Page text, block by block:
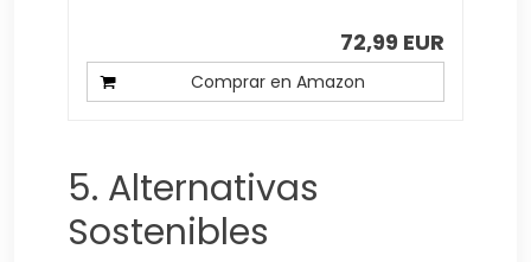
72,99 EUR
Comprar en Amazon
5. Alternativas
Sostenibles